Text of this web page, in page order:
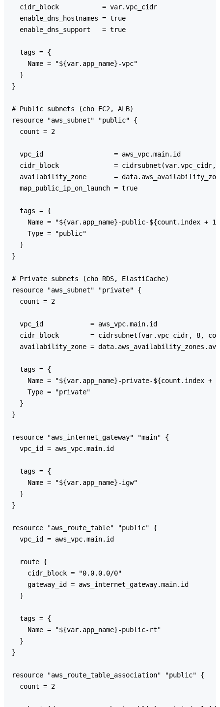
  cidr_block           = var.vpc_cidr
  enable_dns_hostnames = true
  enable_dns_support   = true
  tags = {
    Name = "${var.app_name}-vpc"
  }
}
# Public subnets (cho EC2, ALB)
resource "aws_subnet" "public" {
  count = 2
  vpc_id                  = aws_vpc.main.id
cidr_block              = cidrsubnet(var.vpc_cidr,
availability_zone       =
  map_public_ip_on_launch = true
  tags = {
Name = "${var.app_name}-public-${count.index +
    Type = "public"
  }
}
# Private subnets (cho RDS, ElastiCache)
resource "aws_subnet" "private" {
  count = 2
  vpc_id            = aws_vpc.main.id
cidr_block        = cidrsubnet(var.vpc_cidr, 8,
availability_zone =
  tags = {
Name = "${var.app_name}-private-${count.index +
    Type = "private"
  }
}
resource "aws_internet_gateway" "main" {
  vpc_id = aws_vpc.main.id
  tags = {
    Name = "${var.app_name}-igw"
  }
}
resource "aws_route_table" "public" {
  vpc_id = aws_vpc.main.id
  route {
    cidr_block = "0.0.0.0/0"
    gateway_id = aws_internet_gateway.main.id
  }
  tags = {
    Name = "${var.app_name}-public-rt"
  }
}
resource "aws_route_table_association" "public" {
  count = 2